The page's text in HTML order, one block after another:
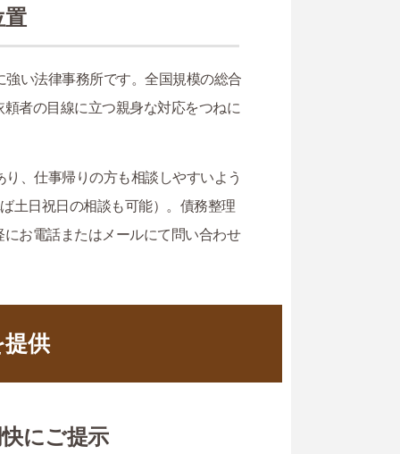
置
い法律事務所です。全国規模の総合
者の目線に立つ親身な対応をつねに
、仕事帰りの方も相談しやすいよう
土日祝日の相談も可能）。債務整理
お電話またはメールにて問い合わせ
供
にご提示